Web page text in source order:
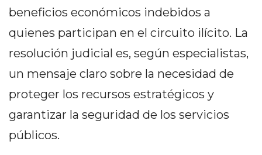
SUPLEMENTOS
EN
PERGAMINO
SUPLEMENTOS
PERGAMINO:
LOS
beneficios económicos indebidos a
quienes participan en el circuito ilícito. La
resolución judicial es, según especialistas,
un mensaje claro sobre la necesidad de
proteger los recursos estratégicos y
garantizar la seguridad de los servicios
públicos.